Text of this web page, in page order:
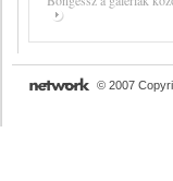
© 2007